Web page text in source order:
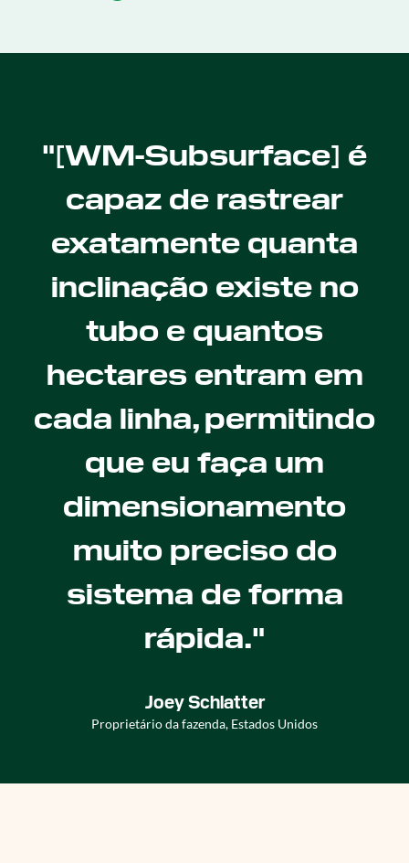
"[WM-Subsurface] é
capaz de rastrear
exatamente quanta
inclinação existe no
tubo e quantos
hectares entram em
cada linha, permitindo
que eu faça um
dimensionamento
muito preciso do
sistema de forma
rápida."
Joey Schlatter
Proprietário da fazenda, Estados Unidos